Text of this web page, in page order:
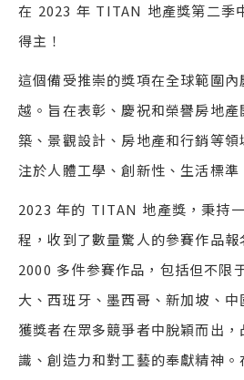
在 2023 年 TITAN 地產獎第二季
得主！
這個備受推崇的獎項在全球範圍
越。旨在表彰、慶祝和榮譽房地
築、景觀設計、房地產和行銷等
注於人體工學、創新性、生活標準
2023 年的 TITAN 地產獎，秉持
程，收到了數量驚人的參賽作品
2000 多件参賽作品，包括但不限
大、西班牙、墨西哥、新加坡、中
獲獎者在眾多競爭者中脫穎而出
識、創造力和對工藝的奉獻精神